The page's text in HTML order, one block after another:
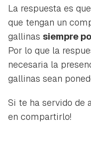
La respuesta es
que tengan un
gallinas siempre
Por lo que la
necesaria la
gallinas sean
Si te ha servido de
en compartirlo!